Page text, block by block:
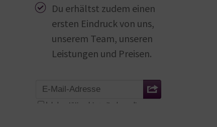
Du erhältst zudem einen
ersten Eindruck von uns,
unserem Team, unseren
Leistungen und Preisen.